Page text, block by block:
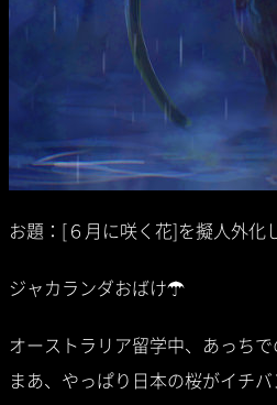
お題：[６月に咲く花]を擬人外化
ジャカランダおばけ☂
オーストラリア留学中、あっち
まあ、やっぱり日本の桜がイチバ